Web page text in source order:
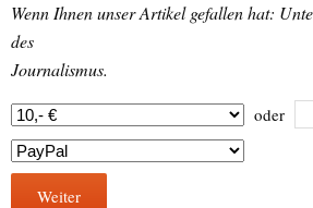
Wenn Ihnen unser Artikel gefallen hat:
des
Journalismus.
oder
Weiter